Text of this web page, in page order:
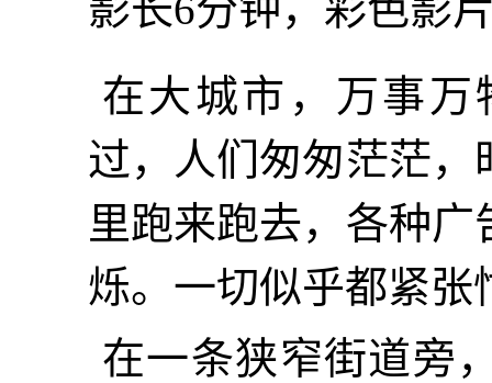
影长6分钟，彩色影
在大城市，万事
过，人们匆匆茫茫
里跑来跑去，各种
烁。一切似乎都紧张
在一条狭窄街道旁